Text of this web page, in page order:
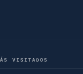
VISITADOS